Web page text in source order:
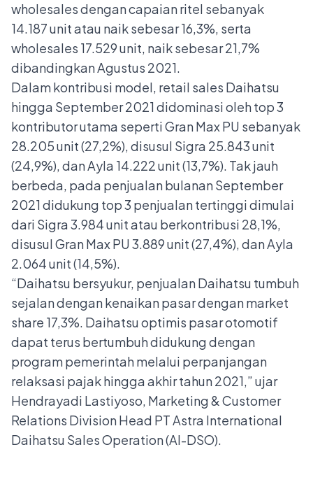
wholesales dengan capaian ritel sebanyak
14.187 unit atau naik sebesar 16,3%, serta
wholesales 17.529 unit, naik sebesar 21,7%
dibandingkan Agustus 2021.
Dalam kontribusi model, retail sales Daihatsu
hingga September 2021 didominasi oleh top 3
kontributor utama seperti Gran Max PU sebanyak
28.205 unit (27,2%), disusul Sigra 25.843 unit
(24,9%), dan Ayla 14.222 unit (13,7%). Tak jauh
berbeda, pada penjualan bulanan September
2021 didukung top 3 penjualan tertinggi dimulai
dari Sigra 3.984 unit atau berkontribusi 28,1%,
disusul Gran Max PU 3.889 unit (27,4%), dan Ayla
2.064 unit (14,5%).
“Daihatsu bersyukur, penjualan Daihatsu tumbuh
sejalan dengan kenaikan pasar dengan market
share 17,3%. Daihatsu optimis pasar otomotif
dapat terus bertumbuh didukung dengan
program pemerintah melalui perpanjangan
relaksasi pajak hingga akhir tahun 2021,” ujar
Hendrayadi Lastiyoso, Marketing & Customer
Relations Division Head PT Astra International
Daihatsu Sales Operation (AI-DSO).